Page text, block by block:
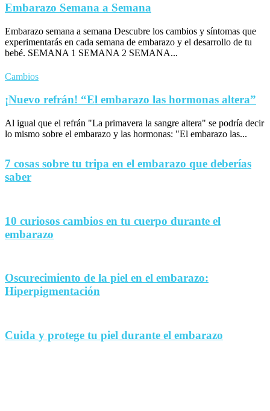
Embarazo Semana a Semana
Embarazo semana a semana Descubre los cambios y síntomas que
experimentarás en cada semana de embarazo y el desarrollo de tu
bebé. SEMANA 1 SEMANA 2 SEMANA...
Cambios
¡Nuevo refrán! “El embarazo las hormonas altera”
Al igual que el refrán "La primavera la sangre altera" se podría decir
lo mismo sobre el embarazo y las hormonas: "El embarazo las...
7 cosas sobre tu tripa en el embarazo que deberías
saber
10 curiosos cambios en tu cuerpo durante el
embarazo
Oscurecimiento de la piel en el embarazo:
Hiperpigmentación
Cuida y protege tu piel durante el embarazo